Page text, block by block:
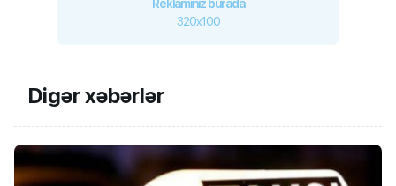
Reklamınız burada
320x100
Digər xəbərlər